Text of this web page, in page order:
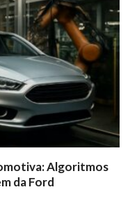
Algoritmos
da Ford